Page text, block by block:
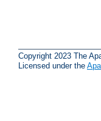
Copyright 2023 The
Licensed under the